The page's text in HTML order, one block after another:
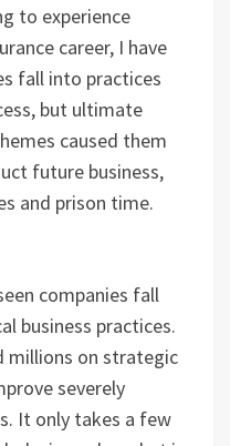
to experience
career, I have
fall into practices
but ultimate
caused them
future business,
and prison time.
companies fall
business practices.
millions on strategic
severely
It only takes a few